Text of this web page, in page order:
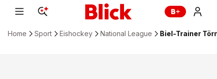
Home Sport Eishockey National League Biel-Trainer